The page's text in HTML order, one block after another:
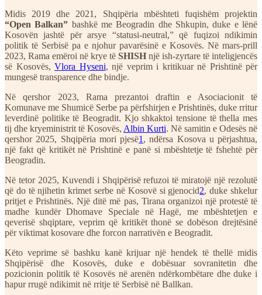
Midis 2019 dhe 2021, Shqipëria mbështeti fuqishëm projektin
“Open Balkan” bashkë me Beogradin dhe Shkupin, duke e lënë
Kosovën jashtë për arsye “statusi-neutral,” që fuqizoi ndikimin
politik të Serbisë pa e njohur pavarësinë e Kosovës. Në mars-prill
2023, Rama emëroi në krye të SHISH një ish-zyrtare të inteligjencës
së Kosovës, Vlora Hyseni, një veprim i kritikuar në Prishtinë për
mungesë transparence dhe bindje.
Në qershor 2023, Rama prezantoi draftin e Asociacionit të
Komunave me Shumicë Serbe pa përfshirjen e Prishtinës, duke rritur
leverdinë politike të Beogradit. Kjo shkaktoi tensione të thella mes
tij dhe kryeministrit të Kosovës, Albin Kurti. Në samitin e Odesës në
qershor 2025, Shqipëria mori pjesë1 , ndërsa Kosova u përjashtua,
një fakt që kritikët në Prishtinë e panë si mbështetje të fshehtë për
Beogradin.
Në tetor 2025, Kuvendi i Shqipërisë refuzoi të miratojë një rezolutë
që do të njihetin krimet serbe në Kosovë si gjenocid2, duke shkelur
pritjet e Prishtinës. Një ditë më pas, Tirana organizoi një protestë të
madhe kundër Dhomave Speciale në Hagë, me mbështetjen e
qeverisë shqiptare, veprim që kritikët thonë se dobëson drejtësinë
për viktimat kosovare dhe forcon narrativën e Beogradit.
Këto veprime së bashku kanë krijuar një hendek të thellë midis
Shqipërisë dhe Kosovës, duke e dobësuar sovranitetin dhe
pozicionin politik të Kosovës në arenën ndërkombëtare dhe duke i
hapur rrugë ndikimit në rritje të Serbisë në Ballkan.